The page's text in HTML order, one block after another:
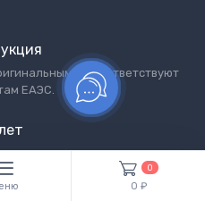
и соответствуют
ЕАЭС.
возвращается к нам за
0
0 ₽